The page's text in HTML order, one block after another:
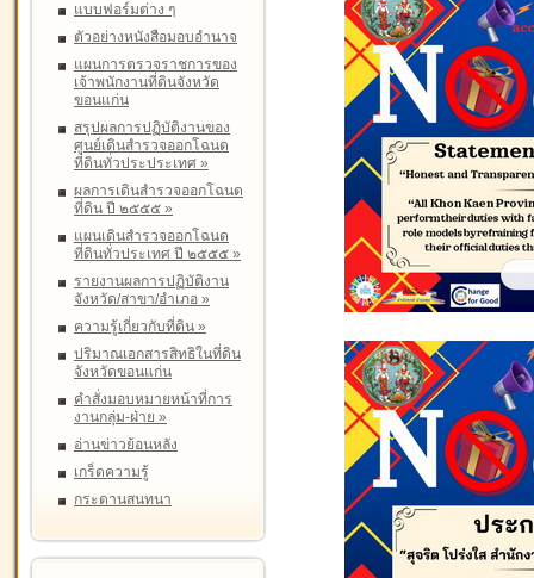
แบบฟอร์มต่าง ๆ
ตัวอย่างหนังสือมอบอำนาจ
แผนการตรวจราชการของ
เจ้าพนักงานที่ดินจังหวัด
ขอนแก่น
สรุปผลการปฏิบัติงานของ
ศูนย์เดินสำรวจออกโฉนด
ที่ดินทั่วประประเทศ »
ผลการเดินสำรวจออกโฉนด
ที่ดิน ปี ๒๕๕๕ »
แผนเดินสำรวจออกโฉนด
ที่ดินทั่วประเทศ ปี ๒๕๕๕ »
รายงานผลการปฏิบัติงาน
จังหวัด/สาขา/อำเภอ »
ความรู้เกี่ยวกับที่ดิน »
ปริมาณเอกสารสิทธิในที่ดิน
จังหวัดขอนแก่น
คำสั่งมอบหมายหน้าที่การ
งานกลุ่ม-ฝ่าย »
อ่านข่าวย้อนหลัง
เกร็ดความรู้
กระดานสนทนา